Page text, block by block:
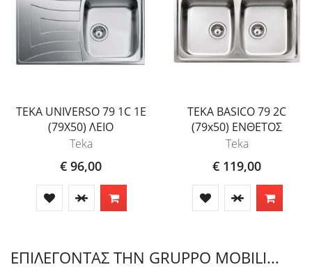
TEKA UNIVERSO 79 1C 1E
(79X50) ΛΕΙΟ
Teka
€ 96,00
TEKA BASICO 79 2C
(79x50) ΕΝΘΕΤΟΣ
Teka
€ 119,00
ΕΠΙΛΕΓΟΝΤΑΣ ΤΗΝ GRUPPO MOBILI...